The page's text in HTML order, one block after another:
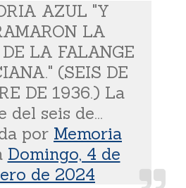
AZUL "Y
LA
LA FALANGE
(SEIS DE
DE 1936.) La
del seis de...
por Memoria
Domingo, 4 de
de 2024